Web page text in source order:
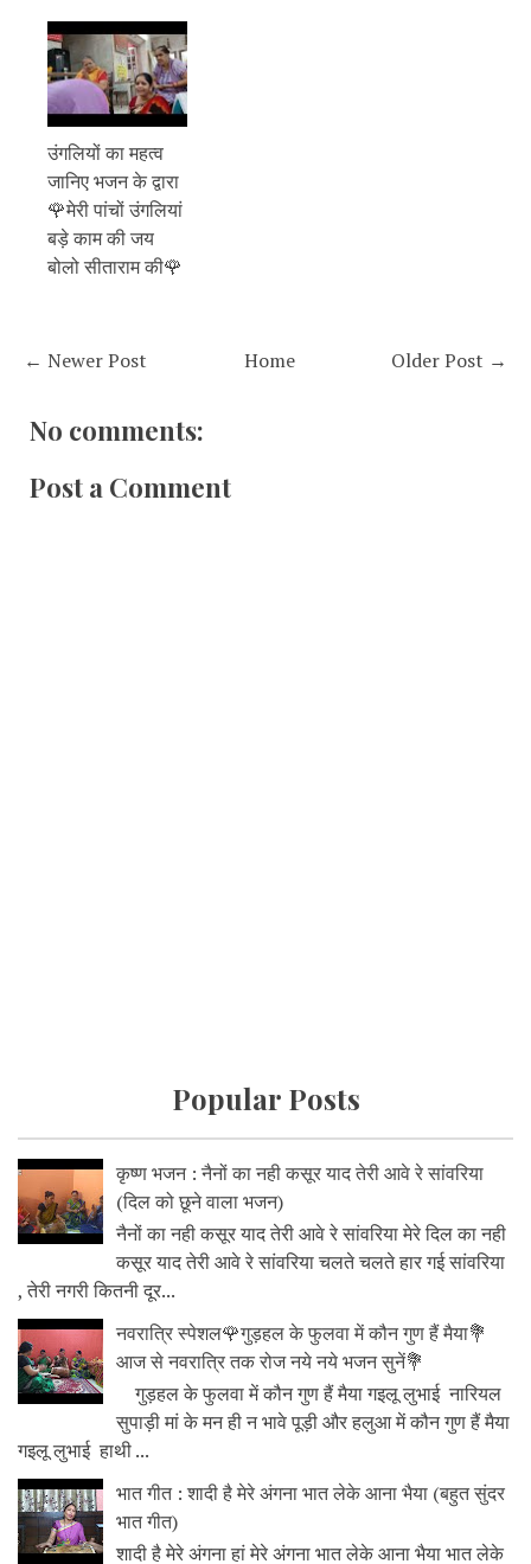
उंगलियों का महत्व
जानिए भजन के द्वारा
🌹मेरी पांचों उंगलियां
बड़े काम की जय
बोलो सीताराम की🌹
← Newer Post Older Post →
Home
No comments:
Post a Comment
Popular Posts
कृष्ण भजन : नैनों का नही कसूर याद तेरी आवे रे सांवरिया
(दिल को छूने वाला भजन)
नैनों का नही कसूर याद तेरी आवे रे सांवरिया मेरे दिल का नही
कसूर याद तेरी आवे रे सांवरिया चलते चलते हार गई सांवरिया
, तेरी नगरी कितनी दूर...
नवरात्रि स्पेशल🌹गुड़हल के फुलवा में कौन गुण हैं मैया💐
आज से नवरात्रि तक रोज नये नये भजन सुनें💐
गुड़हल के फुलवा में कौन गुण हैं मैया गइलू लुभाई नारियल
सुपाड़ी मां के मन ही न भावे पूड़ी और हलुआ में कौन गुण हैं मैया
गइलू लुभाई हाथी ...
भात गीत : शादी है मेरे अंगना भात लेके आना भैया (बहुत सुंदर
भात गीत)
शादी है मेरे अंगना हां मेरे अंगना भात लेके आना भैया भात लेके